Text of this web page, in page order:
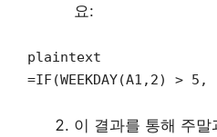
요:
plaintext
=IF(WEEKDAY(A1,2) >
이 결과를 통해 주